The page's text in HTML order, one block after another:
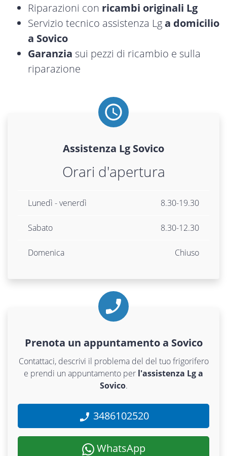
Riparazioni con ricambi originali Lg
Servizio tecnico assistenza Lga domicilio
a Sovico
Garanzia sui pezzi di ricambio e sulla
riparazione
Assistenza Lg Sovico
Orari d'apertura
Lunedì - venerdì 8.30-19.30
Sabato 8.30-12.30
Domenica Chiuso
Prenota un appuntamento a Sovico
Contattaci, descrivi il problema del del tuo frigorifero
e prendi un appuntamento per l'assistenza Lg a
Sovico.
3486102520
WhatsApp